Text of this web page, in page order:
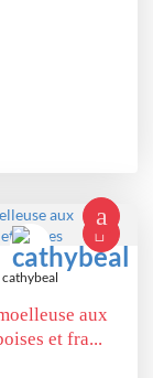
cathybeal
aux
et fra...